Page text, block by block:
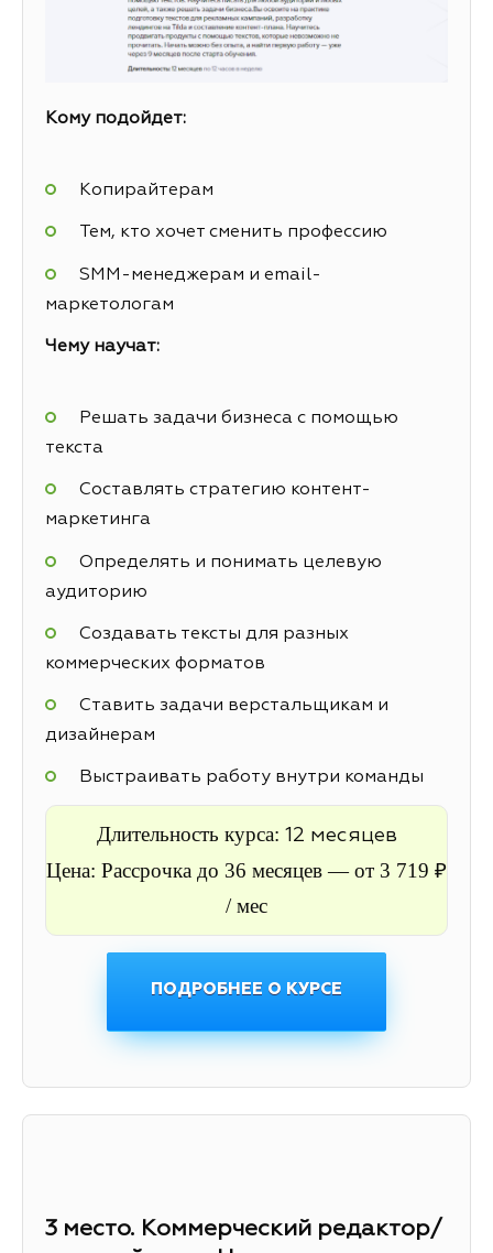
Кому подойдет:
Копирайтерам
Тем, кто хочет сменить профессию
SMM-менеджерам и email-
маркетологам
Чему научат:
Решать задачи бизнеса с помощью
текста‍
Составлять стратегию контент-
маркетинга
Определять и понимать целевую
аудиторию
Создавать тексты для разных
коммерческих форматов‍
Ставить задачи верстальщикам и
дизайнерам
Выстраивать работу внутри команды
Длительность курса: 12 месяцев
Цена: Рассрочка до 36 месяцев — от 3 719 ₽
/ мес
ПОДРОБНЕЕ О КУРСЕ
3 место. Коммерческий редактор/